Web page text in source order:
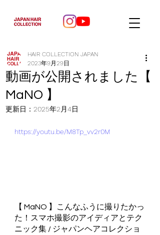
動画が公開されました【
MaNO 】
HAIR COLLECTION JAPAN
2023年9月29日
更新日： 2025年2月4日
https://youtu.be/M8Tp_vv2r0M
【 MaNO 】こんなふうに撮りたかっ
た！スマホ撮影のアイディアとテク
ニック集 / ジャパンヘアコレクショ